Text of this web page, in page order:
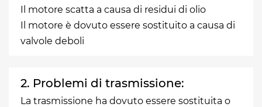
Il motore scatta a causa di residui di olio
Il motore è dovuto essere sostituito a causa di
valvole deboli
2. Problemi di trasmissione:
La trasmissione ha dovuto essere sostituita o